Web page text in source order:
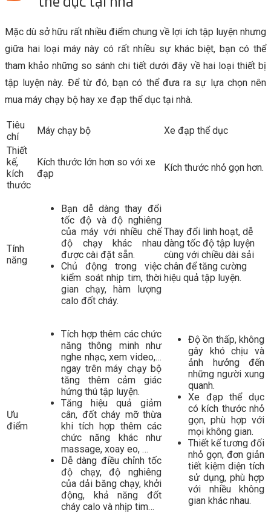
Mặc dù sở hữu rất nhiều điểm chung về lợi ích tập luyện nhưng
giữa hai loại máy này có rất nhiều sự khác biệt, bạn có thể
tham khảo những so sánh chi tiết dưới đây về hai loại thiết bị
tập luyện này. Để từ đó, bạn có thể đưa ra sự lựa chọn nên
mua máy chạy bộ hay xe đạp thể dục tại nhà.
Tiêu
chí
Máy chạy bộ
Xe đạp thể dục
Thiết
kế,
kích
thước
Kích thước lớn hơn so với xe
đạp
Kích thước nhỏ gọn hơn.
Tính
năng
Bạn dễ dàng thay đổi
tốc độ và độ nghiêng
của máy với nhiều chế
độ chạy khác nhau
được cài đặt sẵn.
Chủ động trong việc
kiểm soát nhịp tim, thời
gian chạy, hàm lượng
calo đốt cháy.
Thay đổi linh hoạt, dễ
dàng tốc độ tập luyện
cùng với chiều dài sải
chân để tăng cường
hiệu quả tập luyện.
Ưu
điểm
Tích hợp thêm các chức
năng thông minh như
nghe nhạc, xem video,…
ngay trên máy chạy bộ
tăng thêm cảm giác
hứng thú tập luyện.
Tăng hiệu quả giảm
cân, đốt cháy mỡ thừa
khi tích hợp thêm các
chức năng khác như
massage, xoay eo, …
Dễ dàng điều chỉnh tốc
độ chạy, độ nghiêng
của dải băng chạy, khởi
động, khả năng đốt
cháy calo và nhịp tim…
Độ ồn thấp, không
gây khó chịu và
ảnh hưởng đến
những người xung
quanh.
Xe đạp thể dục
có kích thước nhỏ
gọn, phù hợp với
mọi không gian.
Thiết kế tương đối
nhỏ gọn, đơn giản
tiết kiệm diện tích
sử dụng, phù hợp
với nhiều không
gian khác nhau.